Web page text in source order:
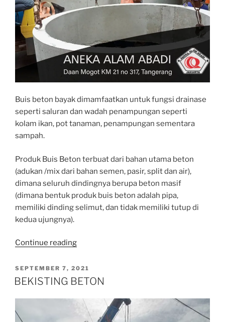
Buis beton bayak dimamfaatkan untuk fungsi drainase
seperti saluran dan wadah penampungan seperti
kolam ikan, pot tanaman, penampungan sementara
sampah.
Produk Buis Beton terbuat dari bahan utama beton
(adukan /mix dari bahan semen, pasir, split dan air),
dimana seluruh dindingnya berupa beton masif
(dimana bentuk produk buis beton adalah pipa,
memiliki dinding selimut, dan tidak memiliki tutup di
kedua ujungnya).
Continue reading“HANDLING
BETON”
POSTED
ON
SEPTEMBER 7, 2021
BEKISTING BETON